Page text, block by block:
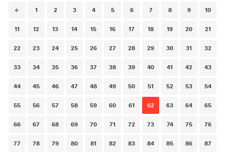
Posts
1 2 3 4 5 6 7 8 9 10
11 12 13 14 15 16 17 18 19 20 21
22 23 24 25 26 27 28 29 30 31 32
33 34 35 36 37 38 39 40 41 42 43
44 45 46 47 48 49 50 51 52 53 54
55 56 57 58 59 60 61 62 63 64 65
66 67 68 69 70 71 72 73 74 75 76
77 78 79 80 81 82 83 84 85 86 87